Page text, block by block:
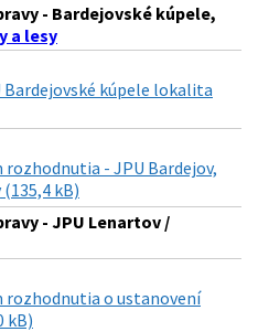
- Bardejovské kúpele,
a lesy
kúpele lokalita
- JPU Bardejov,
kB)
- JPU Lenartov /
rozhodnutia o ustanovení
kB)